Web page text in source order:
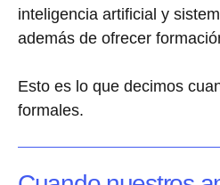
inteligencia artificial y
además de ofrecer
Esto es lo que decimos
formales.